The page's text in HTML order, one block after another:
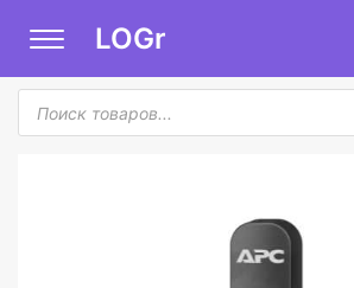
LOGr
Поиск
товаров